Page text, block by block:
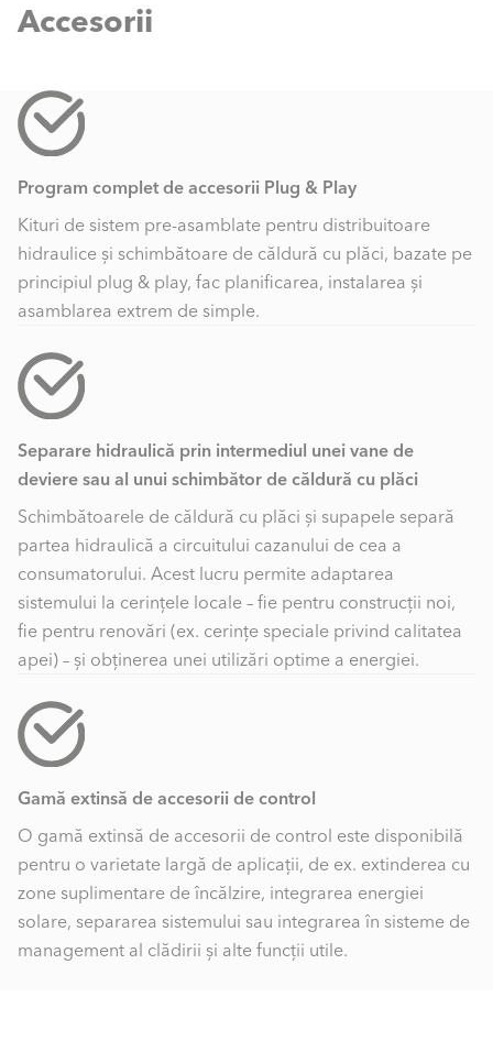
Performanta min. - max. 4
Nivel zgomot[dB(A)]
Dimensiuni I x L x A [mm] 1457 x 466 x 1349
Greutate[kg] 290
A = Racord admisie aer | D = Racord gaze arse | G =
Racord gaz | S = Racord condens
TRIGON® XL 300, 400, 500 & 570
L1 = Lungimea cazanului cu racord de apă | L2 =
Lungimea cazanului fără racord de apă | W1/W2 =
Racorduri de apă
Accesorii
Program complet de accesorii Plug & Play
Kituri de sistem pre-asamblate pentru distribuitoare
hidraulice și schimbătoare de căldură cu plăci, bazate pe
principiul plug & play, fac planificarea, instalarea și
asamblarea extrem de simple.
Separare hidraulică prin intermediul unei vane de
deviere sau al unui schimbător de căldură cu plăci
Schimbătoarele de căldură cu plăci și supapele separă
partea hidraulică a circuitului cazanului de cea a
consumatorului. Acest lucru permite adaptarea
sistemului la cerințele locale – fie pentru construcții noi,
fie pentru renovări (ex. cerințe speciale privind calitatea
apei) – și obținerea unei utilizări optime a energiei.
Gamă extinsă de accesorii de control
O gamă extinsă de accesorii de control este disponibilă
pentru o varietate largă de aplicații, de ex. extinderea cu
zone suplimentare de încălzire, integrarea energiei
solare, separarea sistemului sau integrarea în sisteme de
management al clădirii și alte funcții utile.